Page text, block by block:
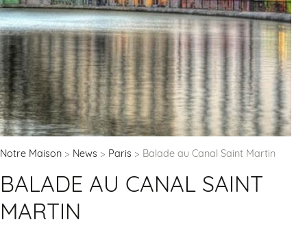
Notre Maison News Paris Balade au Canal Saint Martin
BALADE AU CANAL SAINT
MARTIN